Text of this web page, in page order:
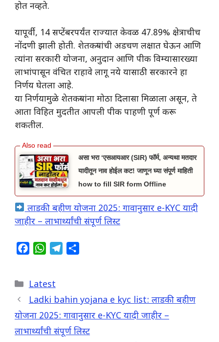
होत नव्हते.
यापूर्वी, 14 सप्टेंबरपर्यंत राज्यात केवळ 47.89% क्षेत्राचीच
नोंदणी झाली होती. शेतकऱ्यांची अडचण लक्षात घेऊन आणि
त्यांना सरकारी योजना, अनुदान आणि पीक विम्यासारख्या
लाभांपासून वंचित राहावे लागू नये यासाठी सरकारने हा
निर्णय घेतला आहे.
या निर्णयामुळे शेतकऱ्यांना मोठा दिलासा मिळाला असून, ते
आता विहित मुदतीत आपली पीक पाहणी पूर्ण करू
शकतील.
असा भरा ‘एसआयआर (SIR) फॉर्म, अन्यथा मतदार
यादीतून नाव होईल कट! जाणून घ्या संपूर्ण माहिती
how to fill SIR form Offline
लाडकी बहीण योजना 2025: गावानुसार e-KYC यादी
जाहीर – लाभार्थ्यांची संपूर्ण लिस्ट
e
b
o
k
W
t
s
A
p
p
g
r
m
e
Categories
Latest
Ladki bahin yojana e kyc list: लाडकी बहीण
योजना 2025: गावानुसार e-KYC यादी जाहीर –
लाभार्थ्यांची संपूर्ण लिस्ट